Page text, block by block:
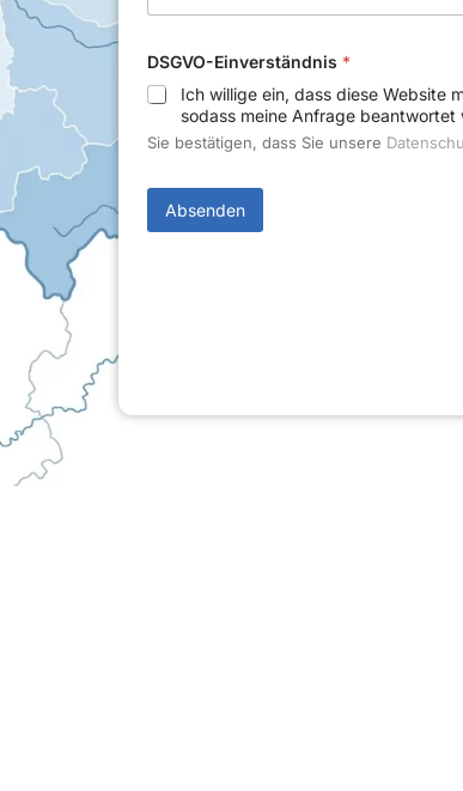
h
t
*
a
y
o
t
-
a
s
DSGVO-Einverständnis *
Ich willige ein, dass diese Website
sodass meine Anfrage beantwortet
Sie bestätigen, dass Sie unsere
Absenden